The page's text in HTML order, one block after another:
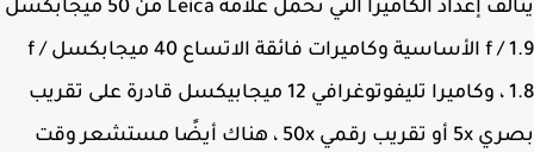
يتألف إعداد الكاميرا التي تحمل علامة Leica من 50 ميجابكسل
f / 1.9 الأساسية وكاميرات فائقة الاتساع 40 ميجابكسل f /
1.8 ، وكاميرا تليفوتوغرافي 12 ميجابيكسل قادرة على تقريب
بصري 5x أو تقريب رقمي 50x ، هناك أيضًا مستشعر وقت